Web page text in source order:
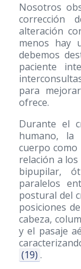
Nosotros
corrección
alteración
menos hay
debemos
paciente
para
ofrece.
Durante el
humano, la
cuerpo como
relación a
bipupilar,
paralelos
postural del
posiciones
cabeza,
y el pasaje
(19) .